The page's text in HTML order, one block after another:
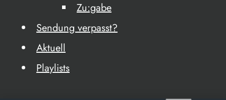
Zu:gabe
Sendung verpasst?
Aktuell
Playlists